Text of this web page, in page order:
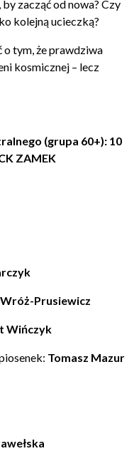
EMAIL
Zapoznałem/am
zacząć od nowa? Czy
kolejną ucieczką?
o tym, że prawdziwa
kosmicznej – lecz
(grupa 60+): 10
ZAMEK
Prusiewicz
Wińczyk
Tomasz Mazur